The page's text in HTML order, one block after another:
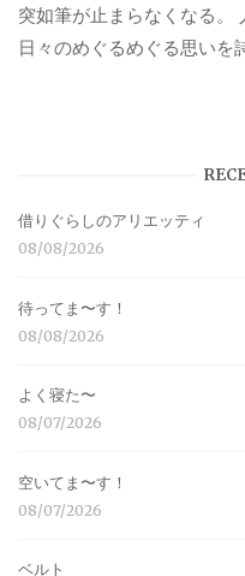
突如筆が止まらなくなる。
日々のめぐるめぐる思いを
借りぐらしのアリエッティ
08/08/2026
待ってま〜す！
08/08/2026
よく寝た〜
08/07/2026
空いてま〜す！
08/07/2026
ベルト